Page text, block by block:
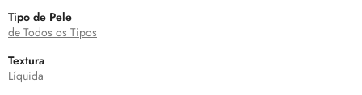
Tipo de Pele
de Todos os Tipos
Textura
Líquida